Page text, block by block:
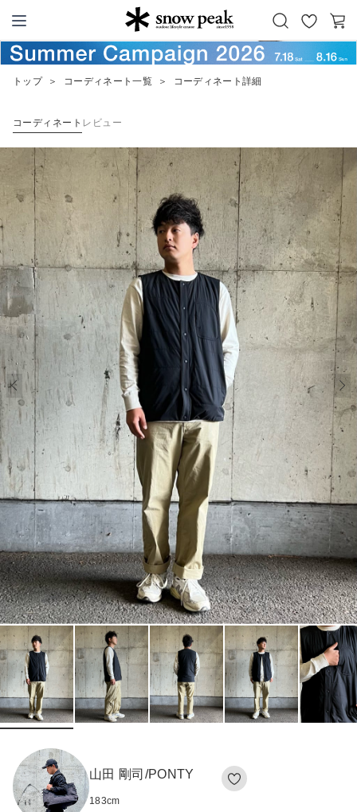
Snow Peak
お
気
カ
ー
トップ ＞ コーディネート一覧 ＞ コーディネート詳細
コーディネート レビュー
山田 剛司/PONTY
183cm